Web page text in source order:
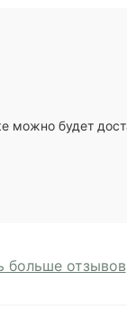
можно будет
больше отзывов